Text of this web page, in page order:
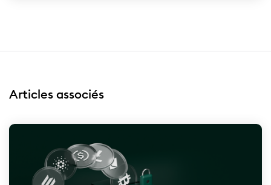
Articles associés